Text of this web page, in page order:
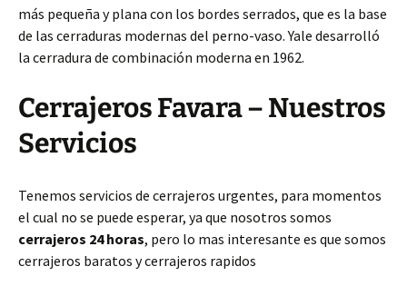
más pequeña y plana con los bordes serrados, que es la base
de las cerraduras modernas del perno-vaso. Yale desarrolló
la cerradura de combinación moderna en 1962.
Cerrajeros Favara – Nuestros
Servicios
Tenemos servicios de cerrajeros urgentes, para momentos
el cual no se puede esperar, ya que nosotros somos
cerrajeros 24 horas, pero lo mas interesante es que somos
cerrajeros baratos y cerrajeros rapidos